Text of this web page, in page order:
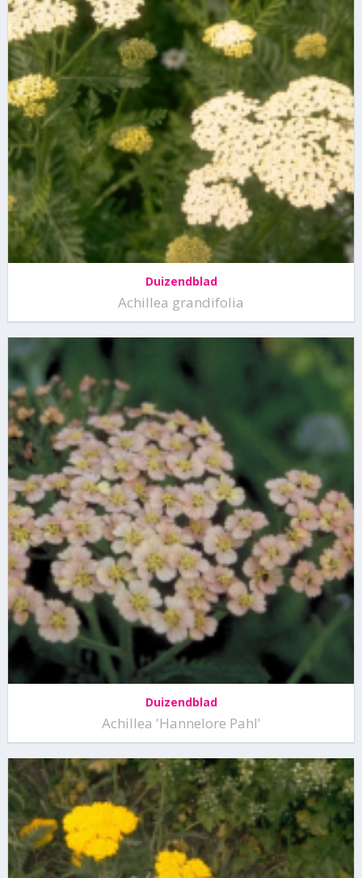
Duizendblad
Achillea grandifolia
Duizendblad
Achillea 'Hannelore Pahl'